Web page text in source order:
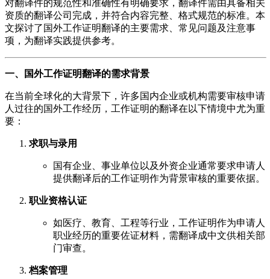
对翻译件的规范性和准确性有明确要求，翻译件需由具备相关
资质的翻译公司完成，并符合内容完整、格式规范的标准。本
文探讨了国外工作证明翻译的主要需求、常见问题及注意事
项，为翻译实践提供参考。
一、国外工作证明翻译的需求背景
在当前全球化的大背景下，许多国内企业或机构需要审核申请
人过往的国外工作经历，工作证明的翻译在以下情境中尤为重
要：
求职与录用
国有企业、事业单位以及外资企业通常要求申请人
提供翻译后的工作证明作为背景审核的重要依据。
职业资格认证
如医疗、教育、工程等行业，工作证明作为申请人
职业经历的重要佐证材料，需翻译成中文供相关部
门审查。
档案管理